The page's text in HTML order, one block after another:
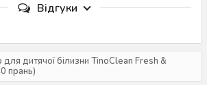
Відгуки
дитячої білизни TinoClean Fresh &
прань)